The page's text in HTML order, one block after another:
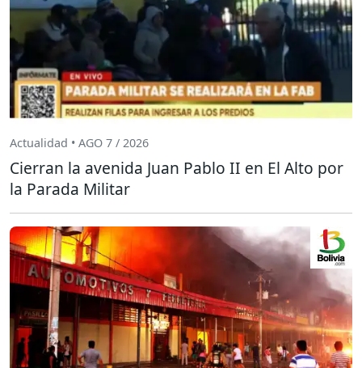
Actualidad • AGO 7 / 2026
Cierran la avenida Juan Pablo II en El Alto por
la Parada Militar